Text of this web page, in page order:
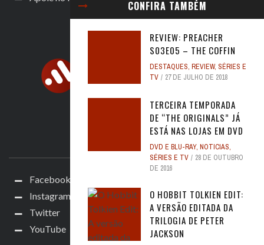
CONFIRA TAMBÉM
REVIEW: PREACHER
S03E05 – THE COFFIN
DESTAQUES, REVIEW, SÉRIES E
TV
27 DE JULHO DE 2018
TERCEIRA TEMPORADA
DE “THE ORIGINALS” JÁ
ESTÁ NAS LOJAS EM DVD
DVD E BLU-RAY, NOTICIAS,
SÉRIES E TV
28 DE OUTUBRO
DE 2016
O HOBBIT TOLKIEN EDIT:
A VERSÃO EDITADA DA
TRILOGIA DE PETER
JACKSON
ACOMPANHE
Facebook
Instagram
Twitter
YouTube